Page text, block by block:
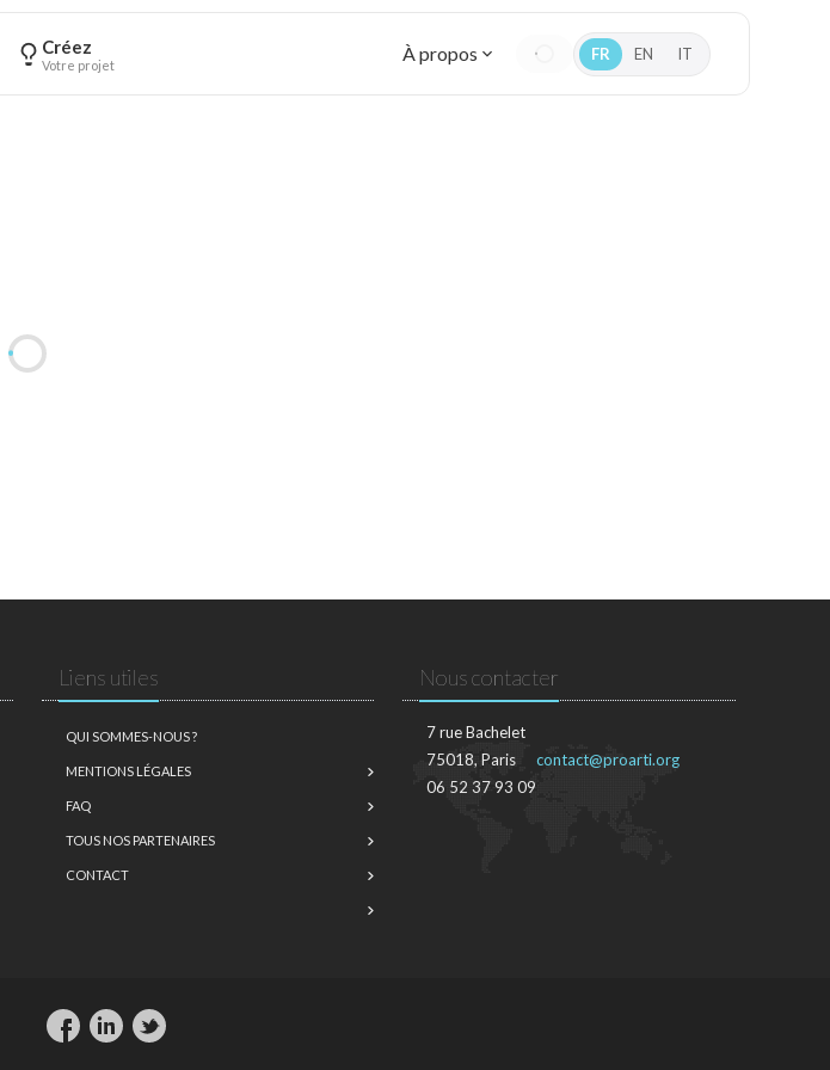
Créez
Votre projet À propos FR EN IT
Liens utiles
QUI SOMMES-NOUS ?
MENTIONS LÉGALES
FAQ
TOUS NOS PARTENAIRES
CONTACT
Nous contacter
7 rue Bachelet
75018, Paris
06 52 37 93 09
contact@proarti.org